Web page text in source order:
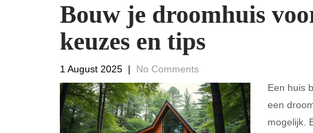
Bouw je droomhuis
keuzes en tips
1 August 2025 | No Comments
Een huis
een
mogelijk.